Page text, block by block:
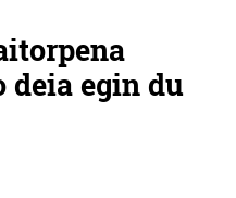
deia egin du